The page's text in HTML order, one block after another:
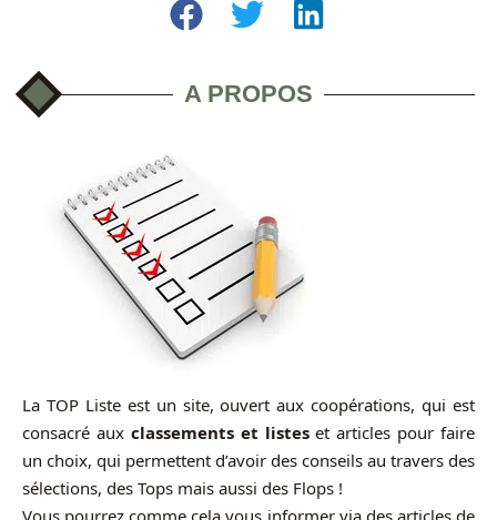
A PROPOS
La TOP Liste est un site, ouvert aux coopérations, qui est
consacré aux classements et listeset articles pour faire
un choix, qui permettent d’avoir des conseils au travers des
sélections, des Tops mais aussi des Flops !